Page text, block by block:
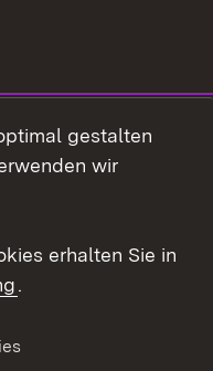
gestalten
wir
erhalten Sie in
.